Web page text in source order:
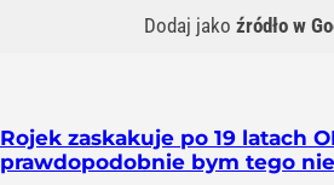
Dodaj jako źródło w
Rojek zaskakuje po 19 latach
prawdopodobnie bym tego nie